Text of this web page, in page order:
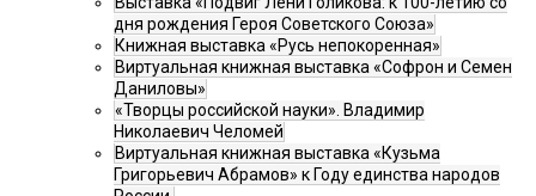
дня рождения Героя Советского Союза»
Книжная выставка «Русь непокоренная»
Виртуальная книжная выставка «Софрон и Семен
Даниловы»
«Творцы российской науки». Владимир
Николаевич Челомей
Виртуальная книжная выставка «Кузьма
Григорьевич Абрамов» к Году единства народов